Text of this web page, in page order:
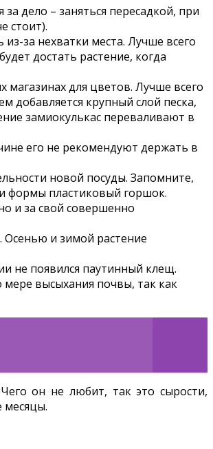
дело – заняться пересадкой, при
стоит).
за нехватки места. Лучше всего
достать растение, когда
для цветов. Лучше всего
добавляется крупный слой песка,
замиокулькас переваливают в
его не рекомендуют держать в
новой посуды. Запомните,
формы пластиковый горшок.
и за свой совершенно
Осенью и зимой растение
не появился паутинный клещ.
мере высыхания почвы, так как
он не любит, так это сырости,
месяцы.